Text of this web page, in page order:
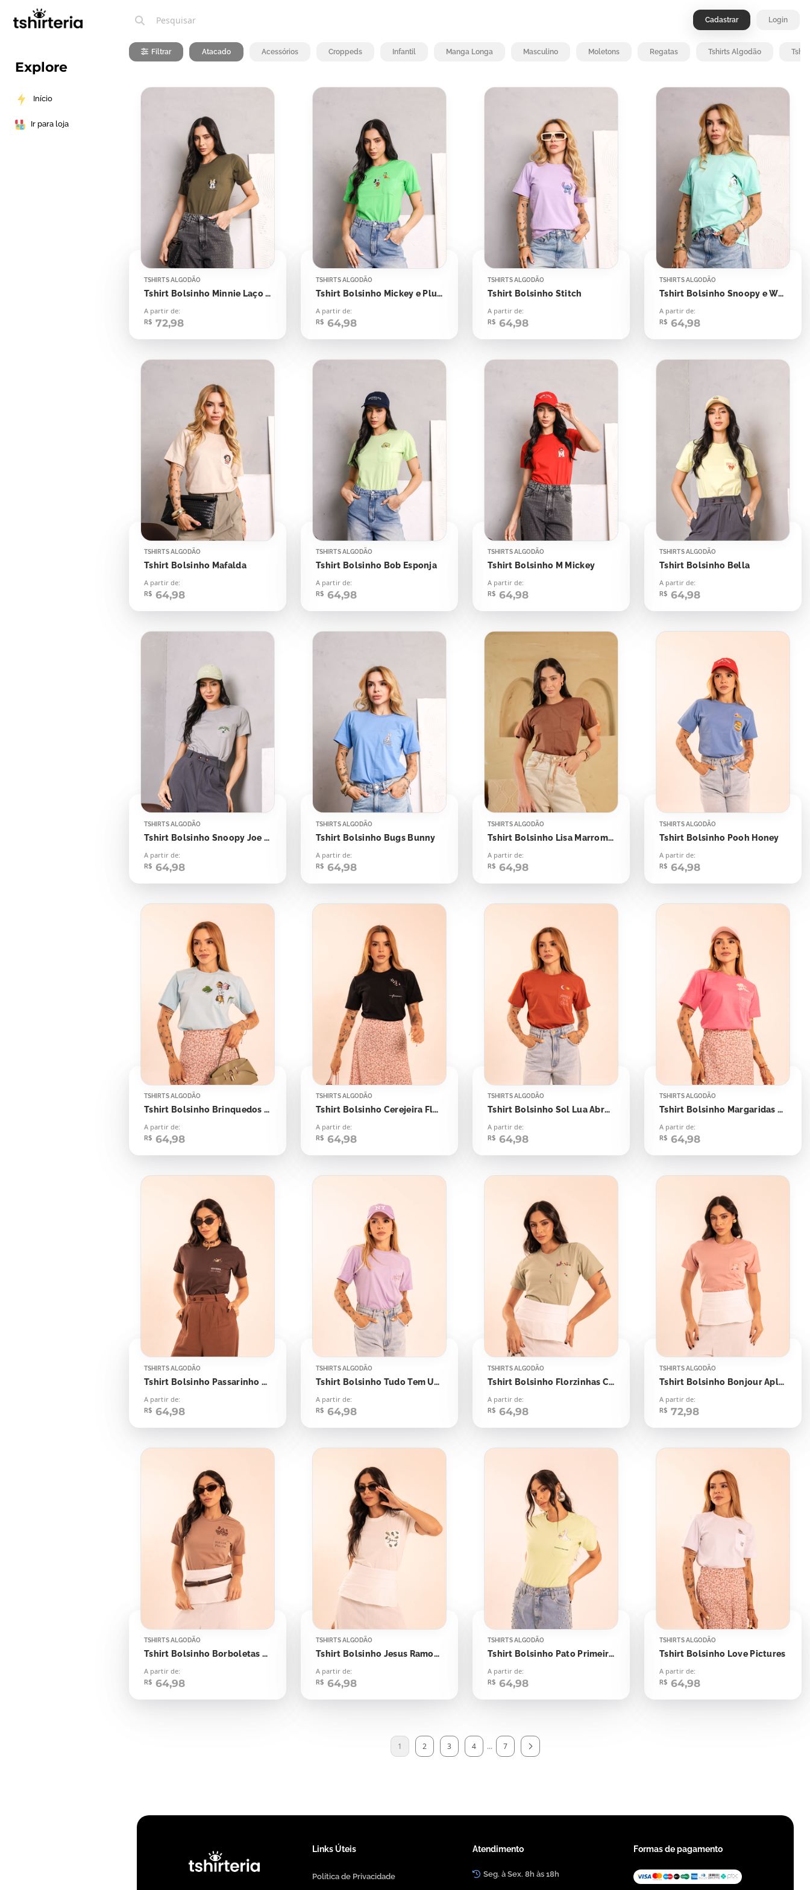
Explore
Início
Ir para loja
Cadastrar Login
Filtrar Atacado Acessórios Croppeds Infantil Manga Longa Masculino Moletons Regatas Tshirts Algodão
TSHIRTS ALGODÃO
Tshirt Bolsinho Minnie Laço Aplicação
A partir de:
R$ 72,98
TSHIRTS ALGODÃO
Tshirt Bolsinho Mickey e Pluto
A partir de:
R$ 64,98
TSHIRTS ALGODÃO
Tshirt Bolsinho Stitch
A partir de:
R$ 64,98
TSHIRTS ALGODÃO
Tshirt Bolsinho Snoopy e Woodstock
A partir de:
R$ 64,98
TSHIRTS ALGODÃO
Tshirt Bolsinho Mafalda
A partir de:
R$ 64,98
TSHIRTS ALGODÃO
Tshirt Bolsinho Bob Esponja
A partir de:
R$ 64,98
TSHIRTS ALGODÃO
Tshirt Bolsinho M Mickey
A partir de:
R$ 64,98
TSHIRTS ALGODÃO
Tshirt Bolsinho Bella
A partir de:
R$ 64,98
TSHIRTS ALGODÃO
Tshirt Bolsinho Snoopy Joe Cool
A partir de:
R$ 64,98
TSHIRTS ALGODÃO
Tshirt Bolsinho Bugs Bunny
A partir de:
R$ 64,98
TSHIRTS ALGODÃO
Tshirt Bolsinho Lisa Marrom Cynnamom
A partir de:
R$ 64,98
TSHIRTS ALGODÃO
Tshirt Bolsinho Pooh Honey
A partir de:
R$ 64,98
TSHIRTS ALGODÃO
Tshirt Bolsinho Brinquedos Toy Story
A partir de:
R$ 64,98
TSHIRTS ALGODÃO
Tshirt Bolsinho Cerejeira Florescer
A partir de:
R$ 64,98
TSHIRTS ALGODÃO
Tshirt Bolsinho Sol Lua Abraça Teus Ciclos
A partir de:
R$ 64,98
TSHIRTS ALGODÃO
Tshirt Bolsinho Margaridas Florescer É Um Processo
A partir de:
R$ 64,98
TSHIRTS ALGODÃO
Tshirt Bolsinho Passarinho Be Kind Scatter Love
A partir de:
R$ 64,98
TSHIRTS ALGODÃO
Tshirt Bolsinho Tudo Tem Um Propósito
A partir de:
R$ 64,98
TSHIRTS ALGODÃO
Tshirt Bolsinho Florzinhas Caindo
A partir de:
R$ 64,98
TSHIRTS ALGODÃO
Tshirt Bolsinho Bonjour Aplicação
A partir de:
R$ 72,98
TSHIRTS ALGODÃO
Tshirt Bolsinho Borboletas Seja Livre Para Voar
A partir de:
R$ 64,98
TSHIRTS ALGODÃO
Tshirt Bolsinho Jesus Ramos de Folhas
A partir de:
R$ 64,98
TSHIRTS ALGODÃO
Tshirt Bolsinho Pato Primeiro Meu Café
A partir de:
R$ 64,98
TSHIRTS ALGODÃO
Tshirt Bolsinho Love Pictures
A partir de:
R$ 64,98
1 2 3 4 ... 7
Links Úteis
Política de Privacidade
Atendimento
Seg. à Sex. 8h às 18h
Formas de pagamento